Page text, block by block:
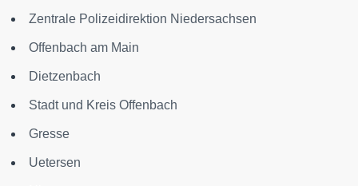
Zentrale Polizeidirektion Niedersachsen
Offenbach am Main
Dietzenbach
Stadt und Kreis Offenbach
Gresse
Uetersen